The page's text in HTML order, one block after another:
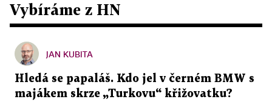
Vybíráme z HN
JAN KUBITA
Hledá se papaláš. Kdo jel v černém BMW s
majákem skrze „Turkovu“ křižovatku?